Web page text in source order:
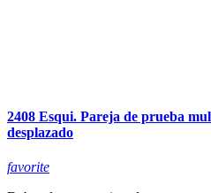
2408 Esqui. Pareja de prueba
desplazado
favorite